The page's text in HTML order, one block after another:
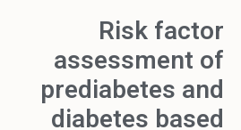
Risk factor
assessment of
prediabetes and
diabetes based